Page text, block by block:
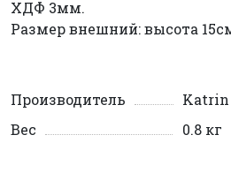
ХДФ 3мм.
Размер внешний: высота
Производитель
Katrin
Вес
0.8 кг